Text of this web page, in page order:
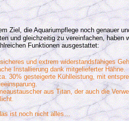
Ziel, die Aquariumpflege noch genauer
und gleichzeitig zu vereinfachen, haben
Funktionen ausgestattet:
und extrem widerstandsfähiges
Installierung dank mitgelieferter Hähne.
30% gesteigerte Kühlleistung, mit
aus Titan, der auch die
ist noch nicht alles…